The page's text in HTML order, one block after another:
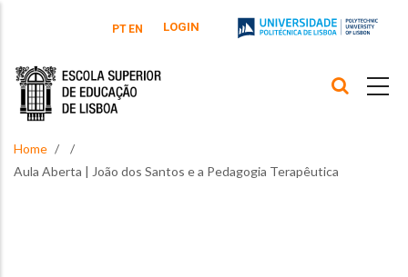
PT EN LOGIN
Home
Aula Aberta | João dos Santos e a Pedagogia Terapêutica